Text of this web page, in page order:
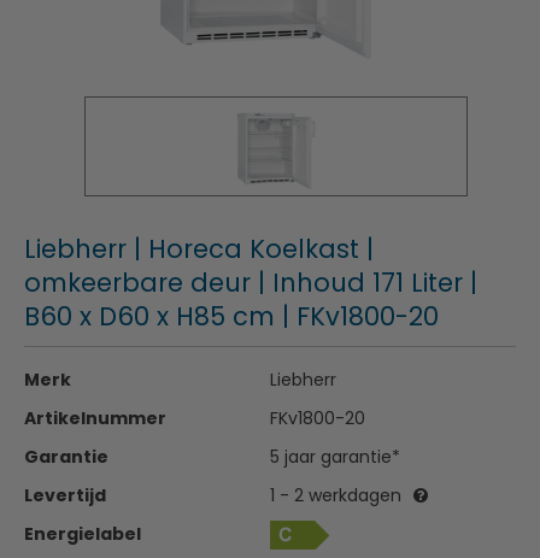
Liebherr | Horeca Koelkast |
omkeerbare deur | Inhoud 171 Liter |
B60 x D60 x H85 cm | FKv1800-20
Merk
Liebherr
Artikelnummer
FKv1800-20
Garantie
5 jaar garantie*
Levertijd
1 - 2 werkdagen
Energielabel